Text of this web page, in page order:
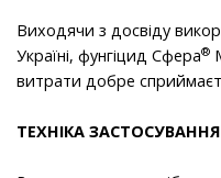
Виходячи з досвіду
Україні, фунгіцид Сфера®
витрати добре
ТЕХНІКА ЗАСТОСУВАННЯ